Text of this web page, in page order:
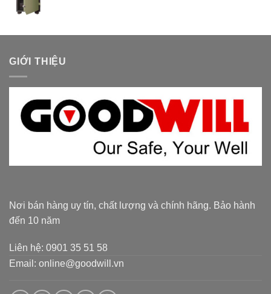
GIỚI THIỆU
Nơi bán hàng uy tín, chất lượng và chính hãng. Bảo hành
đến 10 năm
Liên hệ: 0901 35 51 58
Email: online@goodwill.vn